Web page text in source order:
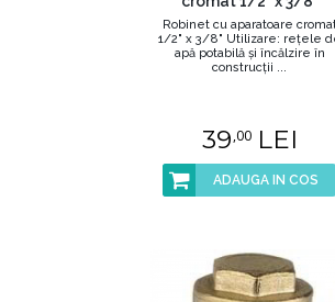
Robinet cu aparatoare
1/2" x 3/8" Utilizare: reţele
apă potabilă şi încălzire în
construcţii ...
39,00LEI
ADAUGA IN COS